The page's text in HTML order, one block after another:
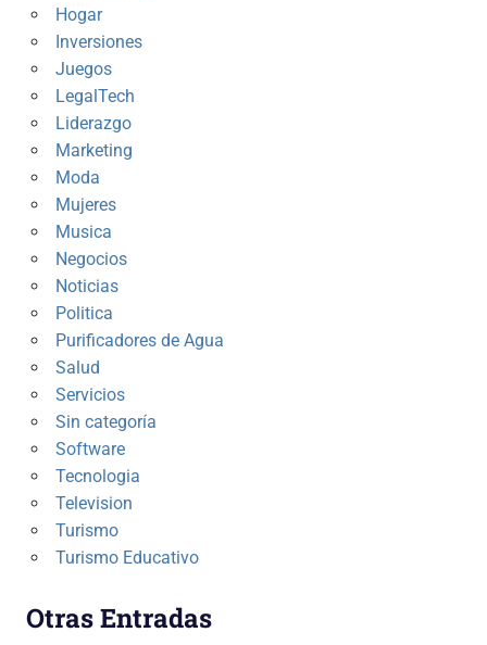
Hogar
Inversiones
Juegos
LegalTech
Liderazgo
Marketing
Moda
Mujeres
Musica
Negocios
Noticias
Politica
Purificadores de Agua
Salud
Servicios
Sin categoría
Software
Tecnologia
Television
Turismo
Turismo Educativo
Otras Entradas